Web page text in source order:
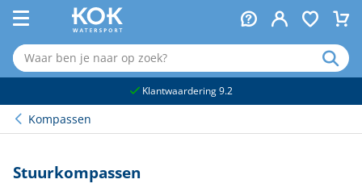
Klantwaardering 9.2
Kompassen
Stuurkompassen